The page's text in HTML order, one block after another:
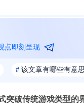
点即刻呈现
# 该文章有哪些有意
突破传统游戏类型